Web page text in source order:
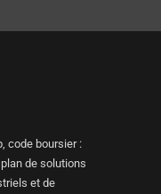
code boursier :
de solutions
et de